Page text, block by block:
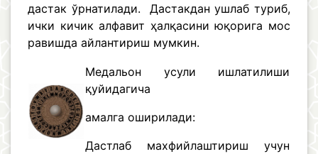
дастак ўрнатилади. Дастакдан ушлаб туриб,
ички кичик алфавит ҳалқасини юқорига мос
равишда айлантириш мумкин.
Медальон усули ишлатилиши
қуйидагича
амалга оширилади:
Дастлаб махфийлаштириш учун